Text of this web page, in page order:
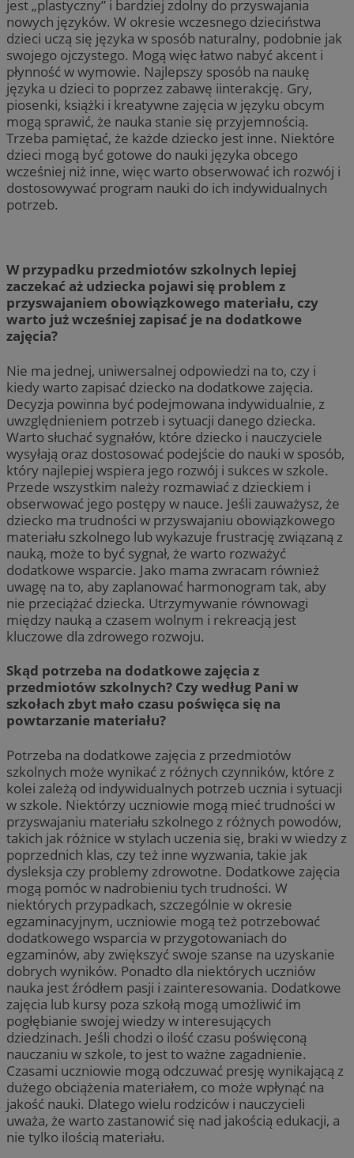
jest „plastyczny” i bardziej zdolny do przyswajania
nowych języków. W okresie wczesnego dzieciństwa
dzieci uczą się języka w sposób naturalny, podobnie jak
swojego ojczystego. Mogą więc łatwo nabyć akcent i
płynność w wymowie. Najlepszy sposób na naukę
języka u dzieci to poprzez zabawę iinterakcję. Gry,
piosenki, książki i kreatywne zajęcia w języku obcym
mogą sprawić, że nauka stanie się przyjemnością.
Trzeba pamiętać, że każde dziecko jest inne. Niektóre
dzieci mogą być gotowe do nauki języka obcego
wcześniej niż inne, więc warto obserwować ich rozwój i
dostosowywać program nauki do ich indywidualnych
potrzeb.
W przypadku przedmiotów szkolnych lepiej
zaczekać aż udziecka pojawi się problem z
przyswajaniem obowiązkowego materiału, czy
warto już wcześniej zapisać je na dodatkowe
zajęcia?
Nie ma jednej, uniwersalnej odpowiedzi na to, czy i
kiedy warto zapisać dziecko na dodatkowe zajęcia.
Decyzja powinna być podejmowana indywidualnie, z
uwzględnieniem potrzeb i sytuacji danego dziecka.
Warto słuchać sygnałów, które dziecko i nauczyciele
wysyłają oraz dostosować podejście do nauki w sposób,
który najlepiej wspiera jego rozwój i sukces w szkole.
Przede wszystkim należy rozmawiać z dzieckiem i
obserwować jego postępy w nauce. Jeśli zauważysz, że
dziecko ma trudności w przyswajaniu obowiązkowego
materiału szkolnego lub wykazuje frustrację związaną z
nauką, może to być sygnał, że warto rozważyć
dodatkowe wsparcie. Jako mama zwracam również
uwagę na to, aby zaplanować harmonogram tak, aby
nie przeciążać dziecka. Utrzymywanie równowagi
między nauką a czasem wolnym i rekreacją jest
kluczowe dla zdrowego rozwoju.
Skąd potrzeba na dodatkowe zajęcia z
przedmiotów szkolnych? Czy według Pani w
szkołach zbyt mało czasu poświęca się na
powtarzanie materiału?
Potrzeba na dodatkowe zajęcia z przedmiotów
szkolnych może wynikać z różnych czynników, które z
kolei zależą od indywidualnych potrzeb ucznia i sytuacji
w szkole. Niektórzy uczniowie mogą mieć trudności w
przyswajaniu materiału szkolnego z różnych powodów,
takich jak różnice w stylach uczenia się, braki w wiedzy z
poprzednich klas, czy też inne wyzwania, takie jak
dysleksja czy problemy zdrowotne. Dodatkowe zajęcia
mogą pomóc w nadrobieniu tych trudności. W
niektórych przypadkach, szczególnie w okresie
egzaminacyjnym, uczniowie mogą też potrzebować
dodatkowego wsparcia w przygotowaniach do
egzaminów, aby zwiększyć swoje szanse na uzyskanie
dobrych wyników. Ponadto dla niektórych uczniów
nauka jest źródłem pasji i zainteresowania. Dodatkowe
zajęcia lub kursy poza szkołą mogą umożliwić im
pogłębianie swojej wiedzy w interesujących
dziedzinach. Jeśli chodzi o ilość czasu poświęconą
nauczaniu w szkole, to jest to ważne zagadnienie.
Czasami uczniowie mogą odczuwać presję wynikającą z
dużego obciążenia materiałem, co może wpłynąć na
jakość nauki. Dlatego wielu rodziców i nauczycieli
uważa, że warto zastanowić się nad jakością edukacji, a
nie tylko ilością materiału.